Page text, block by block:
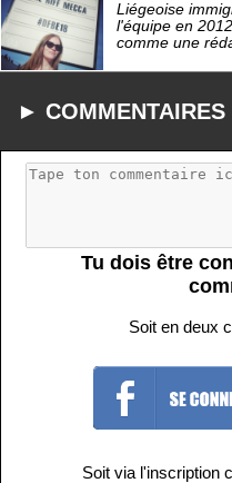
Liégeoise
l'équipe en
comme une
► COMMENTAIRES
Tu dois être
Soit en deux
Soit via l'inscription